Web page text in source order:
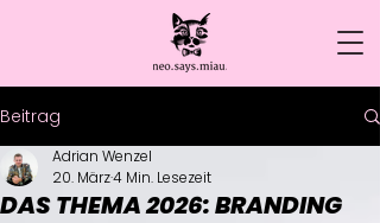
Beitrag
DAS THEMA 2026: BRANDING
Adrian Wenzel
20. März4 Min. Lesezeit